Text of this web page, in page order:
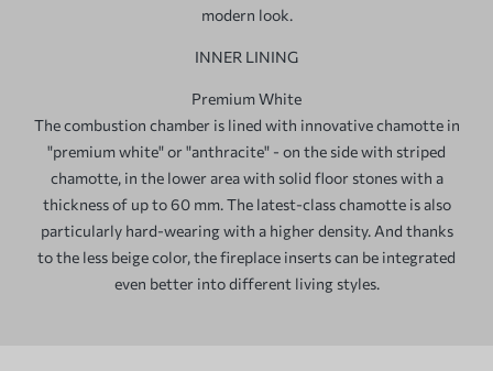
modern look.
INNER LINING
Premium White
The combustion chamber is lined with innovative chamotte in
"premium white" or "anthracite" - on the side with striped
chamotte, in the lower area with solid floor stones with a
thickness of up to 60 mm. The latest-class chamotte is also
particularly hard-wearing with a higher density. And thanks
to the less beige color, the fireplace inserts can be integrated
even better into different living styles.